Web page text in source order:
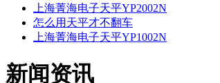
上海菁海电子天平YP2002N
怎么用天平才不翻车
上海菁海电子天平YP1002N
新闻资讯